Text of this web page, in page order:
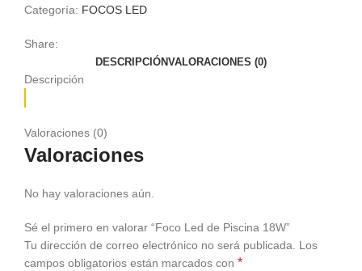
Categoría: FOCOS LED
Share:
DESCRIPCIÓNVALORACIONES (0)
Descripción
Valoraciones (0)
Valoraciones
No hay valoraciones aún.
Sé el primero en valorar “Foco Led de Piscina 18W”
Tu dirección de correo electrónico no será publicada. Los
campos obligatorios están marcados con *